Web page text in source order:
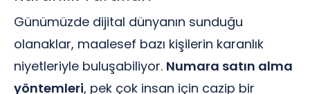
Günümüzde dijital dünyanın sunduğu
olanaklar, maalesef bazı kişilerin karanlık
niyetleriyle buluşabiliyor. Numara satın alma
yöntemleri, pek çok insan için cazip bir